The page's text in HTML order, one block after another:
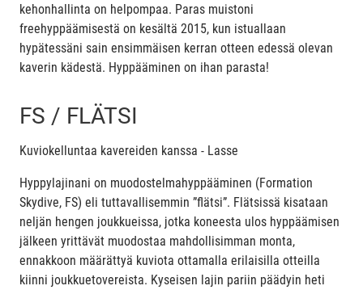
kehonhallinta on helpompaa. Paras muistoni
freehyppäämisestä on kesältä 2015, kun istuallaan
hypätessäni sain ensimmäisen kerran otteen edessä olevan
kaverin kädestä. Hyppääminen on ihan parasta!
FS / FLÄTSI
Kuviokelluntaa kavereiden kanssa - Lasse
Hyppylajinani on muodostelmahyppääminen (Formation
Skydive, FS) eli tuttavallisemmin ”flätsi”. Flätsissä kisataan
neljän hengen joukkueissa, jotka koneesta ulos hyppäämisen
jälkeen yrittävät muodostaa mahdollisimman monta,
ennakkoon määrättyä kuviota ottamalla erilaisilla otteilla
kiinni joukkuetovereista. Kyseisen lajin pariin päädyin heti